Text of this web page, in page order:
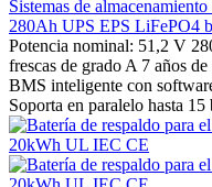
Sistemas de
280Ah UPS EPS LiFePO4
Potencia nominal: 51,2 V
frescas de grado A 7 años
BMS inteligente con
Soporta en paralelo hasta